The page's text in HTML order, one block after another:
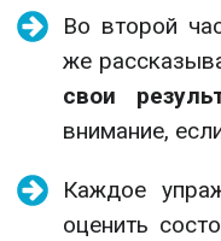
Во второй
же
свои
внимание,
Каждое
оценить